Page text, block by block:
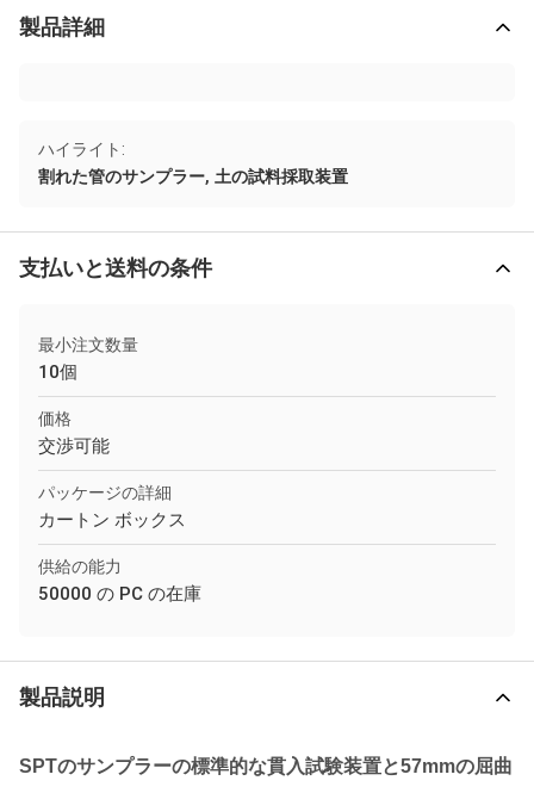
製品詳細
ハイライト:
割れた管のサンプラー, 土の試料採取装置
支払いと送料の条件
最小注文数量
10個
価格
交渉可能
パッケージの詳細
カートン ボックス
供給の能力
50000 の PC の在庫
製品説明
SPTのサンプラーの標準的な貫入試験装置と57mmの屈曲